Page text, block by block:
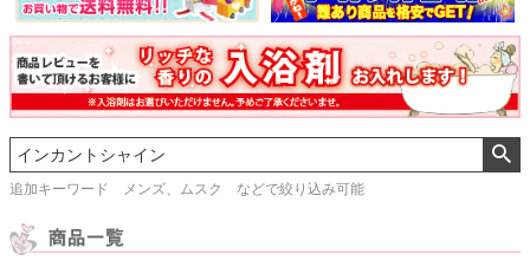
追加キーワード メンズ、ムスク などで絞り込み可能